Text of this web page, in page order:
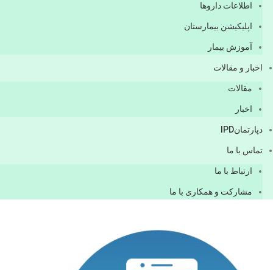
اطلاعات دارو‌ها
اپليكيشن بيمارستان
آموزش بیمار
اخبار و مقالات
مقالات
اخبار
دپارتمانIPD
تماس با ما
ارتباط با ما
مشاركت و همكاری با ما